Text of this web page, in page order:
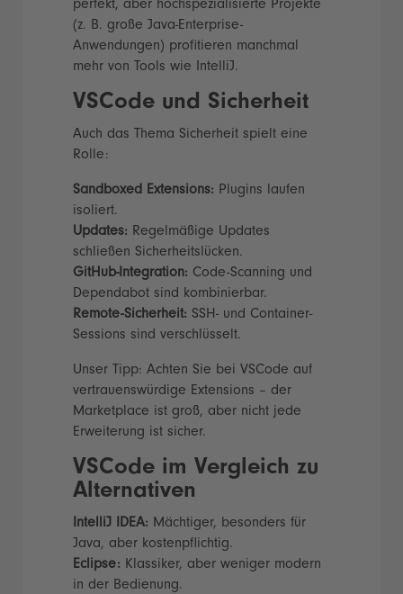
perfekt, aber hochspezialisierte Projekte
(z. B. große Java-Enterprise-
Anwendungen) profitieren manchmal
mehr von Tools wie IntelliJ.
VSCode und Sicherheit
Auch das Thema Sicherheit spielt eine
Rolle:
Sandboxed Extensions: Plugins laufen
isoliert.
Updates: Regelmäßige Updates
schließen Sicherheitslücken.
GitHub-Integration: Code-Scanning und
Dependabot sind kombinierbar.
Remote-Sicherheit: SSH- und Container-
Sessions sind verschlüsselt.
Unser Tipp: Achten Sie bei VSCode auf
vertrauenswürdige Extensions – der
Marketplace ist groß, aber nicht jede
Erweiterung ist sicher.
VSCode im Vergleich zu
Alternativen
IntelliJ IDEA: Mächtiger, besonders für
Java, aber kostenpflichtig.
Eclipse: Klassiker, aber weniger modern
in der Bedienung.